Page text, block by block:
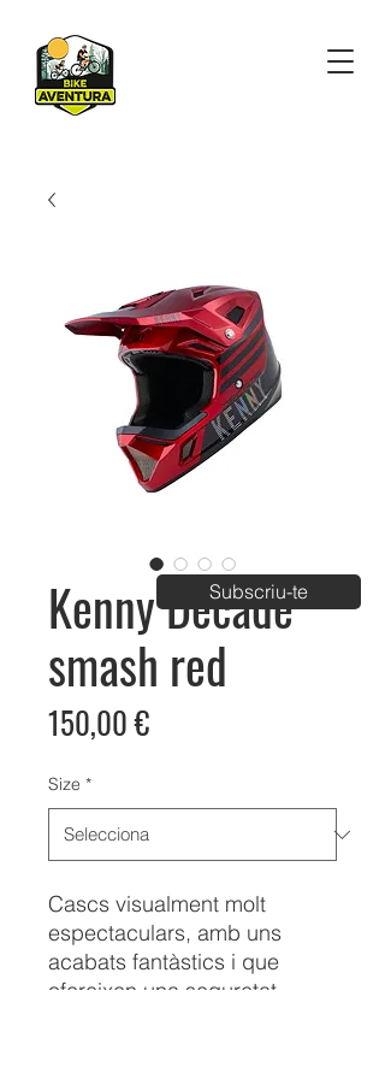
Kenny Decade
smash red
150,00 €Price
Size *
Cascs visualment molt
espectaculars, amb uns
acabats fantàstics i que
ofereixen una seguretat
Subscriu-te